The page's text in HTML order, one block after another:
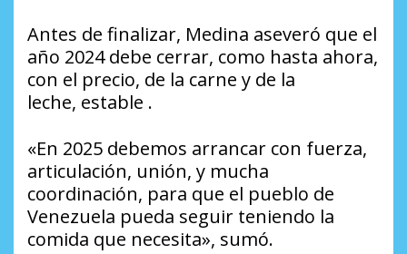
Antes de finalizar, Medina aseveró que el
año 2024 debe cerrar, como hasta ahora,
con el precio, de la carne y de la
leche, estable .
«En 2025 debemos arrancar con fuerza,
articulación, unión, y mucha
coordinación, para que el pueblo de
Venezuela pueda seguir teniendo la
comida que necesita», sumó.